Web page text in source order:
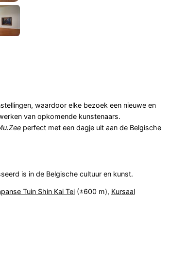
waardoor elke bezoek een nieuwe en
van opkomende kunstenaars.
perfect met een dagje uit aan de Belgische
is in de Belgische cultuur en kunst.
Tuin Shin Kai Tei(±600 m), Kursaal